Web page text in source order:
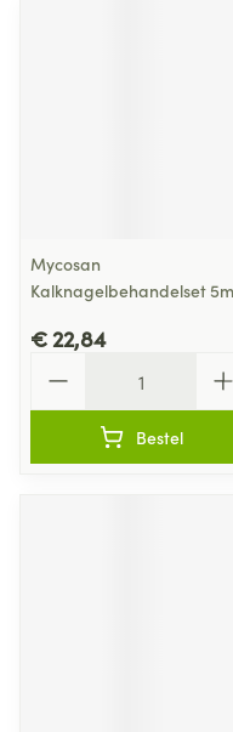
Mycosan
Kalknagelbehandelset
€ 22,84
Bestel